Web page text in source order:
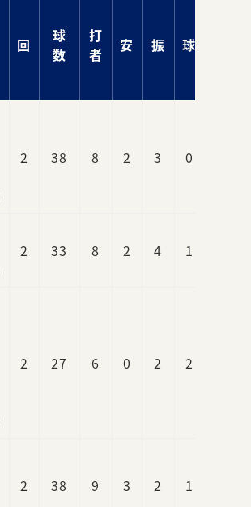
回
球
数
打
者
安 振 球
2 38 8 2 3 0
2 33 8 2 4 1
2 27 6 0 2 2
2 38 9 3 2 1